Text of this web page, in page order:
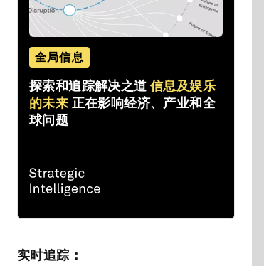
全局信息
探索和追踪解决之道 信息及娱乐
的未来 正在影响经济、产业和全
球问题
实时追踪：